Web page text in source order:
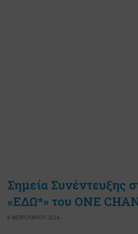
Σημεία Συνέντευξης
«ΕΔΩ*» του ONE
8 ΦΕΒΡΟΥΑΡΙΟΥ 2024